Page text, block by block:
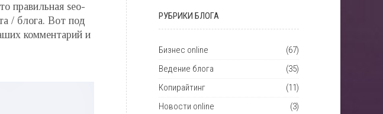
правильная seo-
/ блога. Вот под
комментарий и
РУБРИКИ БЛОГА
Бизнес online
(67)
Ведение блога
(35)
Копирайтинг
(11)
Новости online
(3)